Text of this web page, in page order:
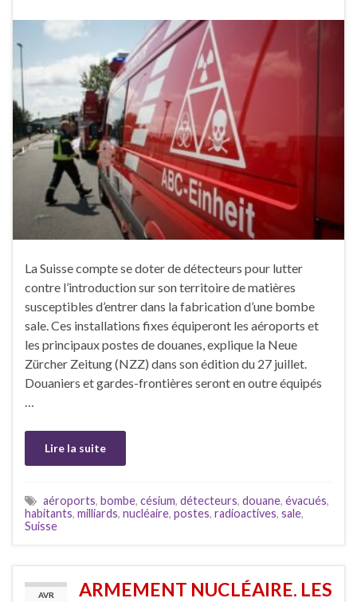
La Suisse compte se doter de détecteurs pour lutter
contre l’introduction sur son territoire de matières
susceptibles d’entrer dans la fabrication d’une bombe
sale. Ces installations fixes équiperont les aéroports et
les principaux postes de douanes, explique la Neue
Zürcher Zeitung (NZZ) dans son édition du 27 juillet.
Douaniers et gardes-frontières seront en outre équipés
Lire la suite
aéroports, bombe, césium, détecteurs, douane, évacués,
habitants, milliards, nucléaire, postes, radioactives, sale,
Suisse
AVR
ARMEMENT NUCLÉAIRE. LES